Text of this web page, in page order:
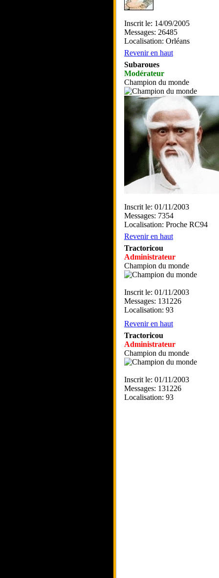
Inscrit le: 14/09/2005
Messages: 26485
Localisation: Orléans
Revenir en haut
Subaroues
Modérateur
Champion du monde
Inscrit le: 01/11/2003
Messages: 7354
Localisation: Proche RC94
Revenir en haut
Tractoricou
Administrateur
Champion du monde
Inscrit le: 01/11/2003
Messages: 131226
Localisation: 93
Revenir en haut
Tractoricou
Administrateur
Champion du monde
Inscrit le: 01/11/2003
Messages: 131226
Localisation: 93